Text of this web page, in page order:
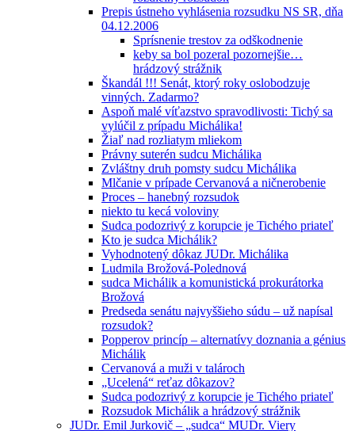
Prepis ústneho vyhlásenia rozsudku NS SR, dňa
04.12.2006
Sprísnenie trestov za odškodnenie
keby sa bol pozeral pozornejšie…
hrádzový strážnik
Škandál !!! Senát, ktorý roky oslobodzuje
vinných. Zadarmo?
Aspoň malé víťazstvo spravodlivosti: Tichý sa
vylúčil z prípadu Michálika!
Žiaľ nad rozliatym mliekom
Právny suterén sudcu Michálika
Zvláštny druh pomsty sudcu Michálika
Mlčanie v prípade Cervanová a ničnerobenie
Proces – hanebný rozsudok
niekto tu kecá voloviny
Sudca podozrivý z korupcie je Tichého priateľ
Kto je sudca Michálik?
Vyhodnotený dôkaz JUDr. Michálika
Ludmila Brožová-Polednová
sudca Michálik a komunistická prokurátorka
Brožová
Predseda senátu najvyššieho súdu – už napísal
rozsudok?
Popperov princíp – alternatívy doznania a génius
Michálik
Cervanová a muži v talároch
„Ucelená“ reťaz dôkazov?
Sudca podozrivý z korupcie je Tichého priateľ
Rozsudok Michálik a hrádzový strážnik
JUDr. Emil Jurkovič – „sudca“ MUDr. Viery